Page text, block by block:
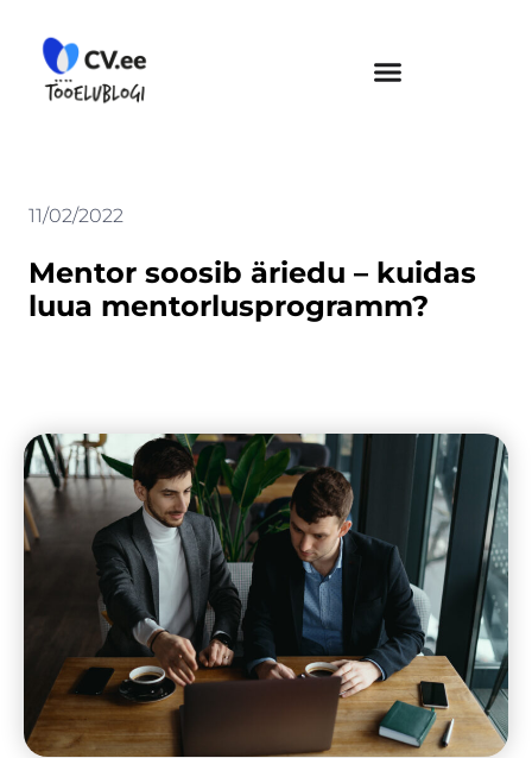
content
11/02/2022
Mentor soosib äriedu – kuidas
luua mentorlusprogramm?